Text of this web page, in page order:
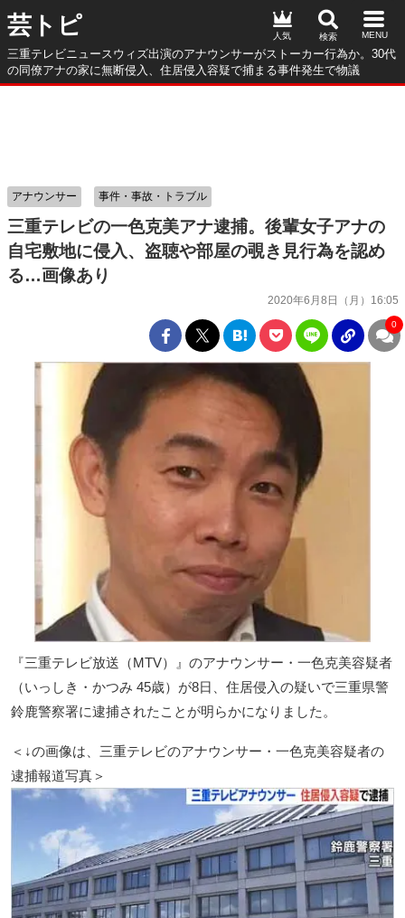
芸トピ
三重テレビニュースウィズ出演のアナウンサーがストーカー行為か。30代
の同僚アナの家に無断侵入、住居侵入容疑で捕まる事件発生で物議
人気
三重テレビの一色克美アナ逮捕。後輩女子アナの
自宅敷地に侵入、盗聴や部屋の覗き見行為を認め
る…画像あり
2020年6月8日（月）16:05
アナウンサー 事件・事故・トラブル
0
『三重テレビ放送（MTV）』のアナウンサー・一色克美容疑者
（いっしき・かつみ 45歳）が8日、住居侵入の疑いで三重県警
鈴鹿警察署に逮捕されたことが明らかになりました。
＜↓の画像は、三重テレビのアナウンサー・一色克美容疑者の
逮捕報道写真＞